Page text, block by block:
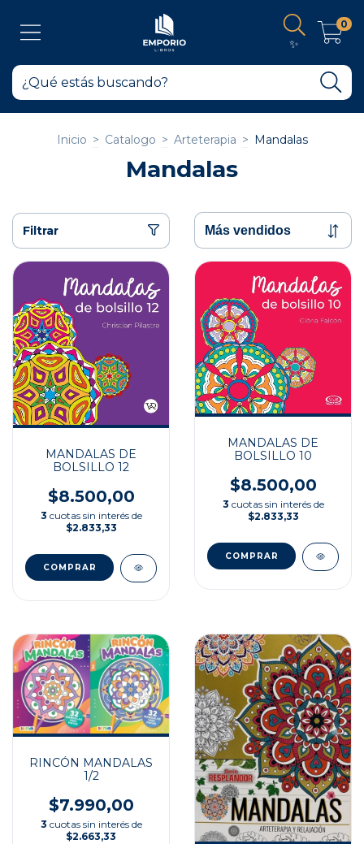
✨
0
Inicio > Catalogo > Arteterapia > Mandalas
Mandalas
Filtrar
MANDALAS DE
BOLSILLO 12
$8.500,00
3 cuotas sin interés de
$2.833,33
MANDALAS DE
BOLSILLO 10
$8.500,00
3 cuotas sin interés de
$2.833,33
RINCÓN MANDALAS
1/2
$7.990,00
3 cuotas sin interés de
$2.663,33